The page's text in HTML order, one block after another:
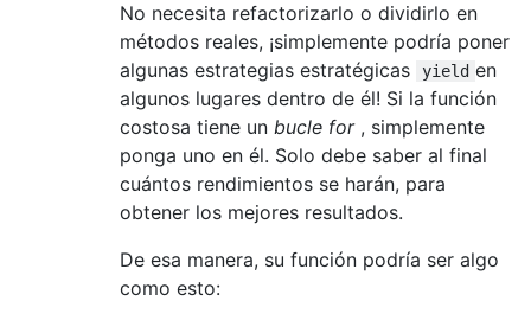
No necesita refactorizarlo o dividirlo en
métodos reales, ¡simplemente podría poner
algunas estrategias estratégicas
yield en
algunos lugares dentro de él! Si la función
costosa tiene un bucle for, simplemente
ponga uno en él. Solo debe saber al final
cuántos rendimientos se harán, para
obtener los mejores resultados.
De esa manera, su función podría ser algo
como esto: